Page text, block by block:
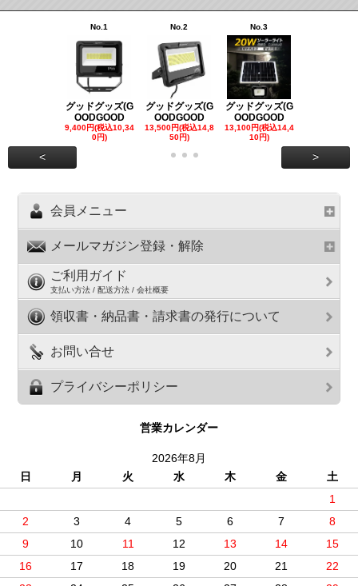
No.1
グッドグッズ(G
OODGOOD
9,400円(税込10,34
0円)
No.2
グッドグッズ(G
OODGOOD
13,500円(税込14,8
50円)
No.3
グッドグッズ(G
OODGOOD
13,100円(税込14,4
10円)
< >
会員メニュー
メールマガジン登録・解除
ご利用ガイド
支払い方法 / 配送方法 / 会社概要
領収書・納品書・請求書の発行について
お問い合せ
プライバシーポリシー
営業カレンダー
2026年8月
日
月 火 水 木 金
土
1
2
3 4 5 6 7
8
9
10 11 12 13 14
15
16
17 18 19 20 21
22